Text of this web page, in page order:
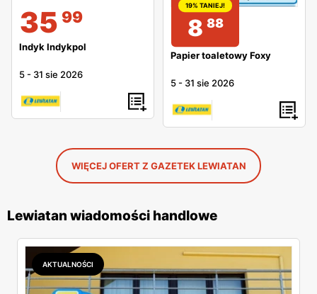
35 99
Indyk Indykpol
5 - 31 sie 2026
19% TANIEJ!
8 88
Papier toaletowy Foxy
5 - 31 sie 2026
WIĘCEJ OFERT Z GAZETEK LEWIATAN
Lewiatan wiadomości handlowe
AKTUALNOŚCI